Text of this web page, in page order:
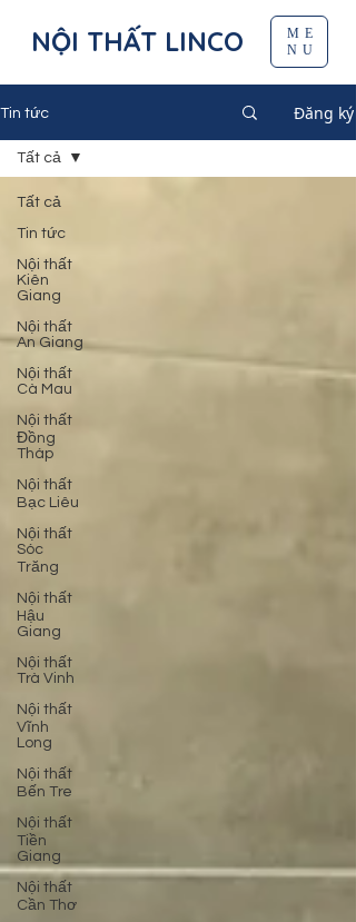
NỘI THẤT LINCO
ME
NU
Tin tức Đăng ký
Tất cả
Tin tức
Nội thất
Kiên
Giang
Nội thất
An Giang
Nội thất
Cà Mau
Nội thất
Đồng
Tháp
Nội thất
Bạc Liêu
Nội thất
Sóc
Trăng
Nội thất
Hậu
Giang
Nội thất
Trà Vinh
Nội thất
Vĩnh
Long
Nội thất
Bến Tre
Nội thất
Tiền
Giang
Nội thất
Cần Thơ
Tất cả